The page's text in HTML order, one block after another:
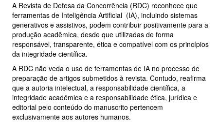
A Revista de Defesa da Concorrência (RDC) reconhece que
ferramentas de Inteligência Artificial (IA), incluindo sistemas
generativos e assistivos, podem contribuir positivamente para a
produção acadêmica, desde que utilizadas de forma
responsável, transparente, ética e compatível com os princípios
da integridade científica.
A RDC não veda o uso de ferramentas de IA no processo de
preparação de artigos submetidos à revista. Contudo, reafirma
que a autoria intelectual, a responsabilidade científica, a
integridade acadêmica e a responsabilidade ética, jurídica e
editorial pelo conteúdo do manuscrito pertencem
exclusivamente aos autores humanos.